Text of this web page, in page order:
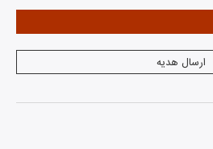
ارسال هدیه